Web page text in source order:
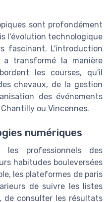
sont profondément
l'évolution technologique
fascinant. L'introduction
a transformé la manière
les courses, qu'il
chevaux, de la gestion
des événements
ou Vincennes.
numériques
les professionnels des
habitudes bouleversées
les plateformes de paris
de suivre les listes
de consulter les résultats